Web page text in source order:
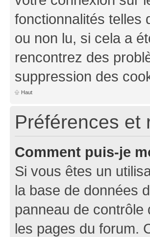
fonctionnalités telles
ou non lu, si cela a
rencontrez des
suppression des
Haut
Préférences et
Comment puis-je
Si vous êtes un
la base de données
panneau de contrôle
les pages du forum.